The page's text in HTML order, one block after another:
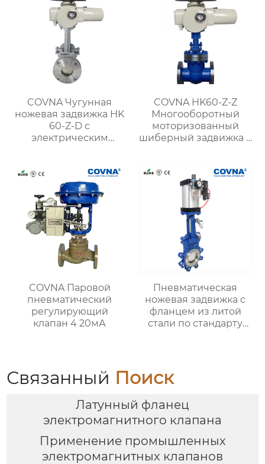
COVNA Чугунная
ножевая задвижка HK
60-Z-D с
электрическим
COVNA HK60-Z-Z
Многооборотный
моторизованный
шиберный задвижка с
COVNA Паровой
пневматический
регулирующий
клапан 4 20мА
Пневматическая
ножевая задвижка с
фланцем из литой
стали по стандарту
Связанный Поиск
Латунный фланец
электромагнитного клапана
Применение промышленных
электромагнитных клапанов